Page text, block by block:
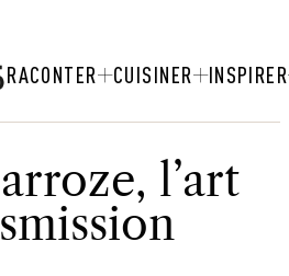
RACONTER CUISINER INSPIRER
l’art